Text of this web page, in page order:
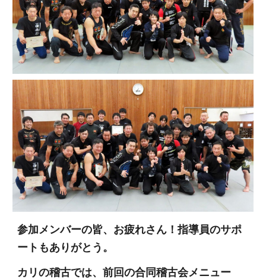
参加メンバーの皆、お疲れさん！指導員のサポ
ートもありがとう。
カリの稽古では、前回の合同稽古会メニュー